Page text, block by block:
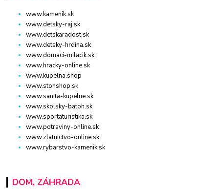
www.kamenik.sk
www.detsky-raj.sk
www.detskaradost.sk
www.detsky-hrdina.sk
www.domaci-milacik.sk
www.hracky-online.sk
www.kupelna.shop
www.stonshop.sk
www.sanita-kupelne.sk
www.skolsky-batoh.sk
www.sportaturistika.sk
www.potraviny-online.sk
www.zlatnictvo-online.sk
www.rybarstvo-kamenik.sk
DOM, ZÁHRADA